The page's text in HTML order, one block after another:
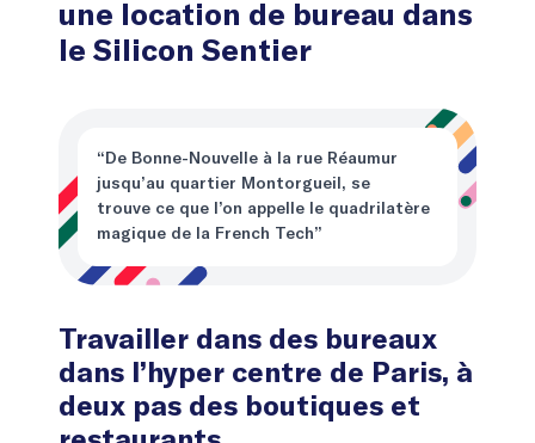
une location de bureau dans
le Silicon Sentier
“De Bonne-Nouvelle à la rue Réaumur
jusqu’au quartier Montorgueil, se
trouve ce que l’on appelle le quadrilatère
magique de la French Tech”
Travailler dans des bureaux
dans l’hyper centre de Paris, à
deux pas des boutiques et